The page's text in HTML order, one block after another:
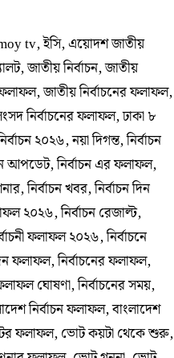
tv,ইসি,এয়োদশ জাতীয়
,জাতীয় নির্বাচন,জাতীয়
,জাতীয় নির্বাচনের ফলাফল,
নির্বাচনের ফলাফল,ঢাকা ৮
২০২৬,নয়া দিগন্ত,নির্বাচন
আপডেট,নির্বাচন এর ফলাফল,
,নির্বাচন খবর,নির্বাচন দিন
২০২৬,নির্বাচন রেজাল্ট,
ফলাফল ২০২৬,নির্বাচনে
ফলাফল,নির্বাচনের ফলাফল,
ঘোষণা,নির্বাচনের সময়,
নির্বাচন ফলাফল,বাংলাদেশ
ফলাফল,ভোট কয়টা থেকে শুরু,